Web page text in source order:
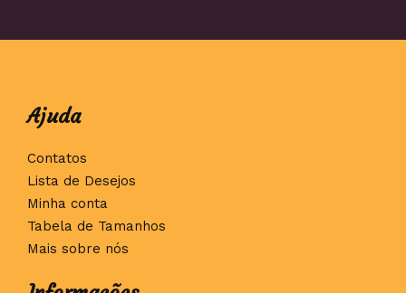
Ajuda
Contatos
Lista de Desejos
Minha conta
Tabela de Tamanhos
Mais sobre nós